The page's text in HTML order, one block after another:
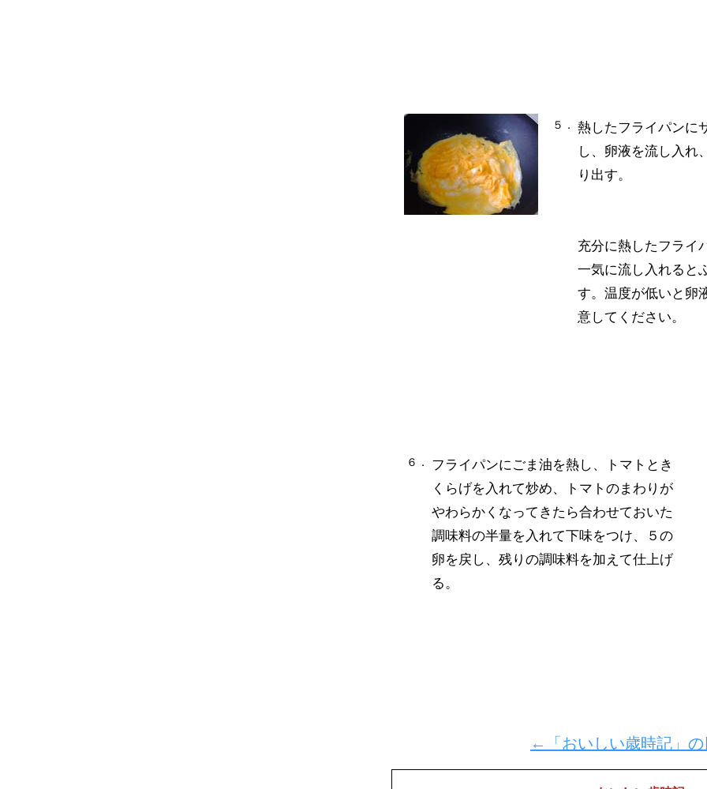
５．
熱したフライパンに
し、卵液を流し入れ
り出す。
充分に熱したフライ
一気に流し入れると
す。温度が低いと卵
意してください。
６．
フライパンにごま油を熱し、トマトとき
くらげを入れて炒め、トマトのまわりが
やわらかくなってきたら合わせておいた
調味料の半量を入れて下味をつけ、５の
卵を戻し、残りの調味料を加えて仕上げ
る。
←「おいしい歳時記」の